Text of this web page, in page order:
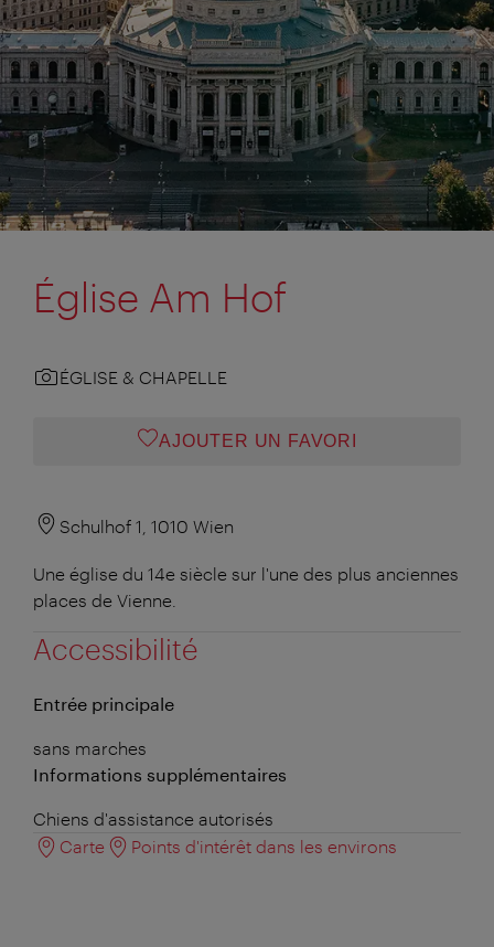
Église Am Hof
ÉGLISE & CHAPELLE
AJOUTER UN FAVORI
Schulhof 1, 1010 Wien
Une église du 14e siècle sur l'une des plus anciennes
places de Vienne.
Accessibilité
Entrée principale
sans marches
Informations supplémentaires
Chiens d'assistance autorisés
Carte
Points d'intérêt dans les environs